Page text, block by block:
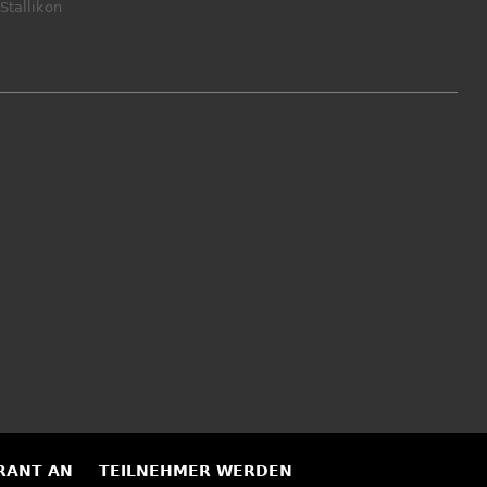
Stallikon
AN TEILNEHMER WERDEN